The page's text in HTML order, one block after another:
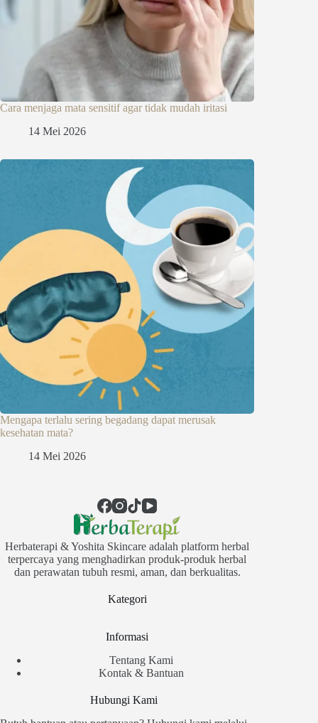
Cara menjaga mata sensitif agar tidak mudah iritasi
14 Mei 2026
Mengapa terlalu sering begadang dapat merusak
kesehatan mata?
14 Mei 2026
Herbaterapi & Yoshita Skincare adalah platform herbal
terpercaya yang menghadirkan produk-produk herbal
dan perawatan tubuh resmi, aman, dan berkualitas.
Kategori
Informasi
Tentang Kami
Kontak & Bantuan
Hubungi Kami